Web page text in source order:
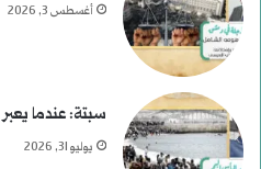
أغسطس 3, 2026
سبتة: عندما يعبر
يوليو 31, 2026